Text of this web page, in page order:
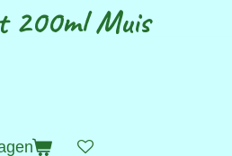
200ml Muis